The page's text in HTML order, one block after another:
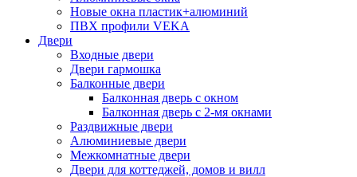
Новые окна пластик+алюминий
ПВХ профили VEKA
Двери
Входные двери
Двери гармошка
Балконные двери
Балконная дверь с окном
Балконная дверь с 2-мя окнами
Раздвижные двери
Алюминиевые двери
Межкомнатные двери
Двери для коттеджей, домов и вилл